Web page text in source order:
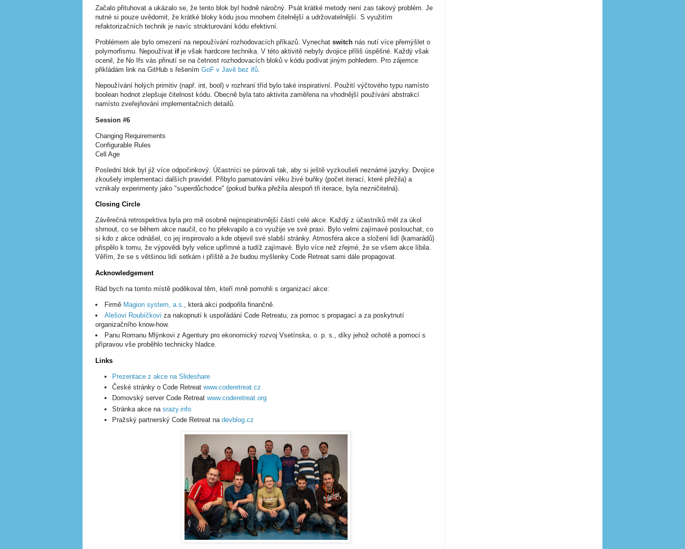
Začalo přituhovat a ukázalo se, že tento blok byl hodně náročný. Psát krátké metody není zas takový problém. Je
nutné si pouze uvědomit, že krátké bloky kódu jsou mnohem čitelnější a udržovatelnější. S využitím
refaktorizačních technik je navíc strukturování kódu efektivní.
Problémem ale bylo omezení na nepoužívání rozhodovacích příkazů. Vynechat switch nás nutí více přemýšlet o
polymorfismu. Nepoužívat ifje však hardcore technika. V této aktivitě nebyly dvojice příliš úspěšné. Každý však
ocenil, že No Ifs vás přinutí se na četnost rozhodovacích bloků v kódu podívat jiným pohledem. Pro zájemce
přikládám link na GitHub s řešením GoF v Javě bez ifů.
Nepoužívání holých primitiv (např. int, bool) v rozhraní tříd bylo také inspirativní. Použití výčtového typu namísto
boolean hodnot zlepšuje čitelnost kódu. Obecně byla tato aktivita zaměřena na vhodnější používání abstrakcí
namísto zveřejňování implementačních detailů.
Session #6
Changing Requirements
Configurable Rules
Cell Age
Poslední blok byl již více odpočinkový. Účastníci se párovali tak, aby si ještě vyzkoušeli neznámé jazyky. Dvojice
zkoušely implementaci dalších pravidel. Přibylo pamatování věku živé buňky (počet iterací, které přežila) a
vznikaly experimenty jako "superdůchodce" (pokud buňka přežila alespoň tři iterace, byla nezničitelná).
Closing Circle
Závěrečná retrospektiva byla pro mě osobně nejinspirativnější částí celé akce. Každý z účastníků měl za úkol
shrnout, co se během akce naučil, co ho překvapilo a co využije ve své praxi. Bylo velmi zajímavé poslouchat, co
si kdo z akce odnášel, co jej inspirovalo a kde objevil své slabší stránky. Atmosféra akce a složení lidí (kamarádů)
přispělo k tomu, že výpovědi byly velice upřímné a tudíž zajímavé. Bylo více než zřejmé, že se všem akce líbila.
Věřím, že se s většinou lidí setkám i příště a že budou myšlenky Code Retreat sami dále propagovat.
Acknowledgement
Rád bych na tomto místě poděkoval těm, kteří mně pomohli s organizací akce:
Firmě Magion system, a.s.
, která akci podpořila finančně.
Alešovi Roubíčkovi za nakopnutí k uspořádání Code Retreatu, za pomoc s propagací a za poskytnutí
organizačního know-how.
Panu Romanu Mlýnkovi z Agentury pro ekonomický rozvoj Vsetínska, o. p. s., díky jehož ochotě a pomoci s
přípravou vše proběhlo technicky hladce.
Links
Prezentace z akce na Slideshare
České stránky o Code Retreat www.coderetreat.cz
Domovský server Code Retreat www.coderetreat.org
Stránka akce na srazy.info
Pražský partnerský Code Retreat na devblog.cz